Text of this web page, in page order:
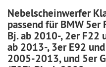
Nebelscheinwerfer
passend für BMW 5er
Bj. ab 2010-, 2er F22
ab 2013-, 3er E92
2005-2013, und 5er